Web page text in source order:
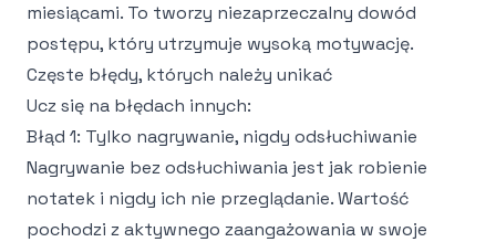
miesiącami. To tworzy niezaprzeczalny dowód
postępu, który utrzymuje wysoką motywację.
Częste błędy, których należy unikać
Ucz się na błędach innych:
Błąd 1: Tylko nagrywanie, nigdy odsłuchiwanie
Nagrywanie bez odsłuchiwania jest jak robienie
notatek i nigdy ich nie przeglądanie. Wartość
pochodzi z aktywnego zaangażowania w swoje